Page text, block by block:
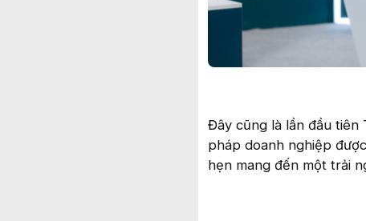
Đây cũng là lần đầu tiên
pháp doanh nghiệp
hẹn mang đến một trải